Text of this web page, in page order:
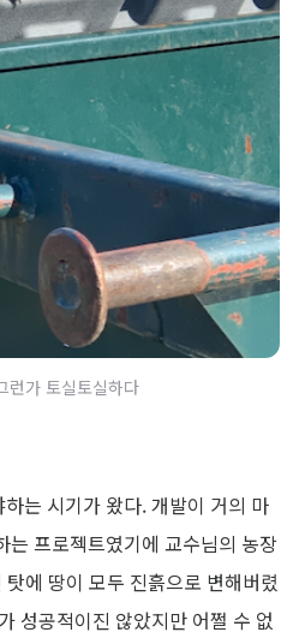
런가 토실토실하다
는 시기가 왔다. 개발이 거의 마
는 프로젝트였기에 교수님의 농장
에 땅이 모두 진흙으로 변해버렸
성공적이진 않았지만 어쩔 수 없